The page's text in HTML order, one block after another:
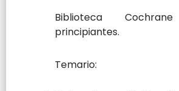
Biblioteca
principiantes.
Temario: